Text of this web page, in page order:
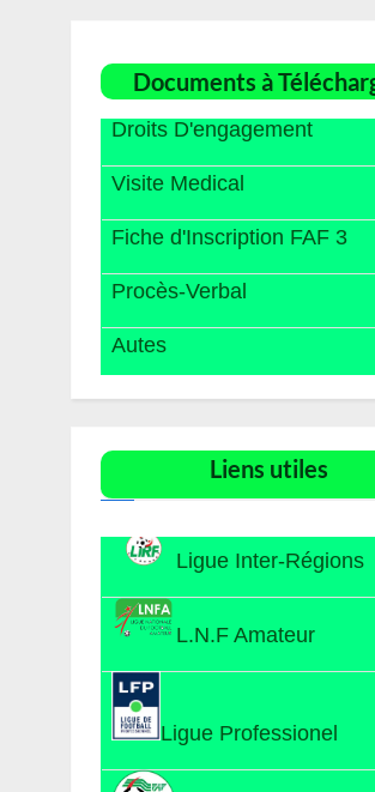
Documents à
Droits D'engagement
Visite Medical
Fiche d'Inscription FAF 3
Procès-Verbal
Autes
Liens utiles​
Ligue Inter-Régions
L.N.F Amateur
Ligue Professionel